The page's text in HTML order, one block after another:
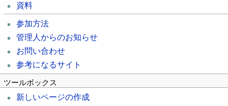
資料
参加方法
管理人からのお知らせ
お問い合わせ
参考になるサイト
ツールボックス
新しいページの作成